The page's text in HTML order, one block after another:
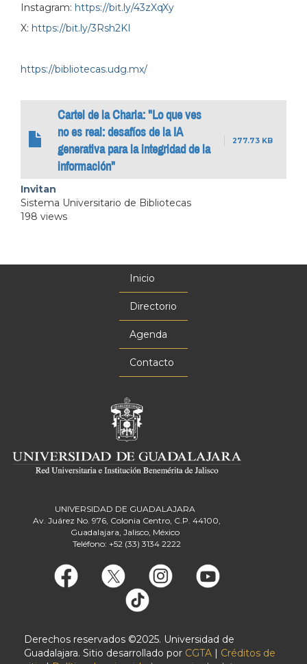
Instagram: https://bit.ly/43zXqXy
X: https://bit.ly/3Rsh2KI
https://bibliotecas.udg.mx/
Cartel de la Charla: "Lo que ves
no es real: desafíos de la IA
generativa para la integridad de la
información"
277.73 KB
Invitan
Sistema Universitario de Bibliotecas
198 views
Inicio
Directorio
Agenda
Contacto
UNIVERSIDAD DE GUADALAJARA
Av. Juárez No. 976, Colonia Centro, C.P. 44100,
Guadalajara, Jalisco, México
Teléfono: +52 (33) 3134 2222
Derechos reservados ©2025. Universidad de
Guadalajara. Sitio desarrollado por CGTA | Créditos de